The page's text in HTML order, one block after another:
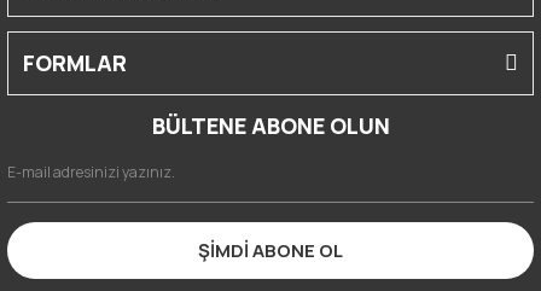
FORMLAR
BÜLTENE ABONE OLUN
ŞİMDİ ABONE OL